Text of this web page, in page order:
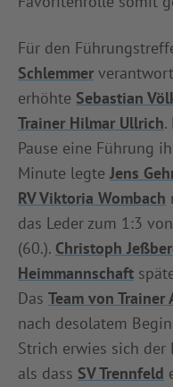
INFOTHEK
Für den
Schlemmer
erhöhte Sebastian
Trainer Hilmar Ullrich.
Pause eine Führung
Minute legte Jens
RV Viktoria Wombach
das Leder zum 1:3 von
(60.). Christoph
Heimmannschaft
Das Team von Trainer
nach desolatem
Strich erwies sich der
als dass SV Trennfeld